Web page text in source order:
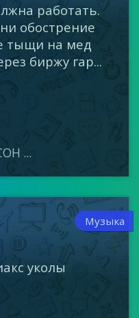
работать.
обострение
тыщи на мед
биржу гар...
...
Музыка
уколы